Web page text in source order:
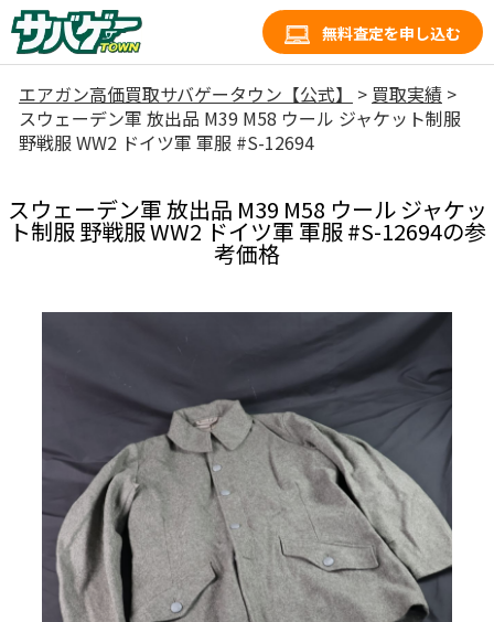
無料査定を申し込む
エアガン高価買取サバゲータウン【公式】 > 買取実績 >
スウェーデン軍 放出品 M39 M58 ウール ジャケット制服
野戦服 WW2 ドイツ軍 軍服 #S-12694
スウェーデン軍 放出品 M39 M58 ウール ジャケッ
ト制服 野戦服 WW2 ドイツ軍 軍服 #S-12694の参
考価格